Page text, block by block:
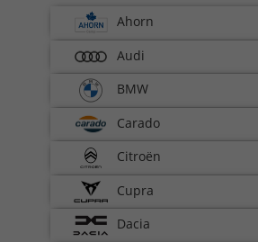
Ahorn
Audi
BMW
Carado
Citroën
Cupra
Dacia